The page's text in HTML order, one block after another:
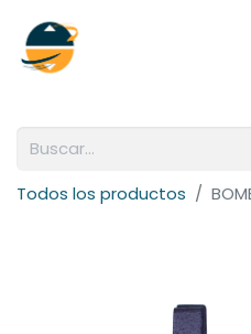
Todos los productos